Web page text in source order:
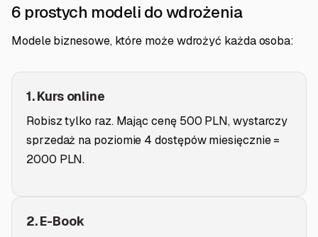
6 prostych modeli do wdrożenia
Modele biznesowe, które może wdrożyć każda osoba:
1. Kurs online
Robisz tylko raz. Mając cenę 500 PLN, wystarczy
sprzedaż na poziomie 4 dostępów miesięcznie =
2000 PLN.
2. E-Book